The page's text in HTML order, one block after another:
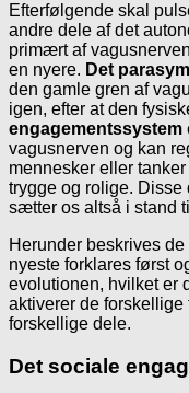
Efterfølgende skal
andre dele af det
primært af
en nyere. Det
den gamle gren af
igen, efter at den
engagementssystem
vagusnerven og kan
mennesker eller
trygge og rolige. Disse
sætter os altså i stand
Herunder beskrives
nyeste forklares først
evolutionen, hvilket er
aktiverer de forskellige
forskellige dele.
Det sociale